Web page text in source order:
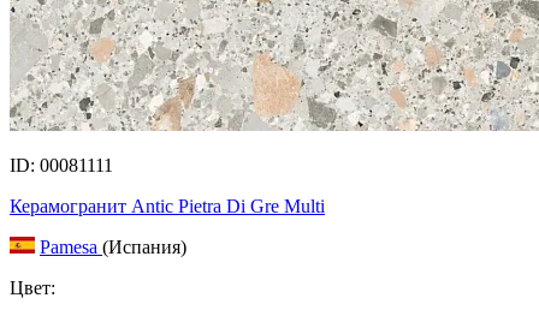
ID: 00081111
Керамогранит Antic Pietra Di Gre Multi
Pamesa (Испания)
Цвет: